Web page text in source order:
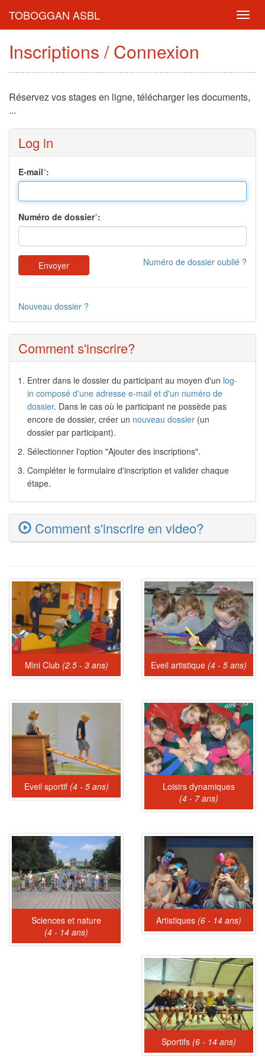
TOBOGGAN ASBL
Inscriptions / Connexion
Réservez vos stages en ligne, télécharger les documents,
...
Log in
E-mail*:
Numéro de dossier*:
Numéro de dossier oublié ?
Nouveau dossier ?
Comment s'inscrire?
Entrer dans le dossier du participant au moyen d'un log-
in composé d'une adresse e-mail et d'un numéro de
dossier. Dans le cas où le participant ne possède pas
encore de dossier, créer un nouveau dossier (un
dossier par participant).
Sélectionner l'option "Ajouter des inscriptions".
Compléter le formulaire d'inscription et valider chaque
étape.
Comment s'inscrire en video?
Mini Club (2.5 - 3 ans) Eveil artistique (4 - 5 ans)
Eveil sportif (4 - 5 ans)
Loisirs dynamiques
(4 - 7 ans)
Sciences et nature
(4 - 14 ans)
Artistiques (6 - 14 ans)
Sportifs (6 - 14 ans)